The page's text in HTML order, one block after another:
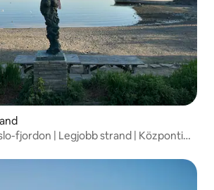
fjordon | Legjobb strand | Központi